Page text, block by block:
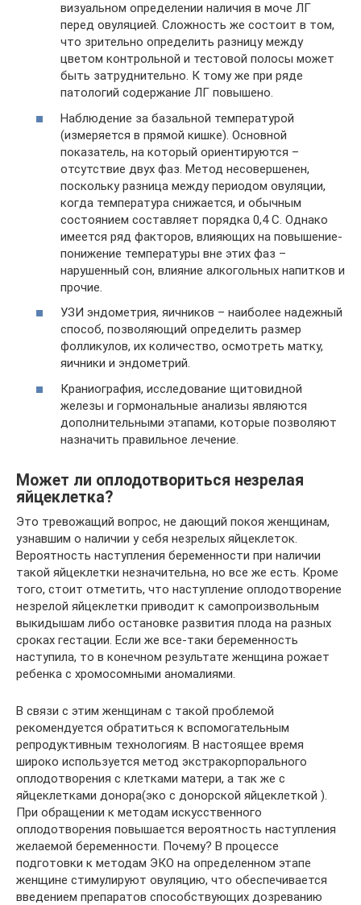
визуальном определении наличия в моче ЛГ
перед овуляцией. Сложность же состоит в том,
что зрительно определить разницу между
цветом контрольной и тестовой полосы может
быть затруднительно. К тому же при ряде
патологий содержание ЛГ повышено.
Наблюдение за базальной температурой
(измеряется в прямой кишке). Основной
показатель, на который ориентируются –
отсутствие двух фаз. Метод несовершенен,
поскольку разница между периодом овуляции,
когда температура снижается, и обычным
состоянием составляет порядка 0,4 С. Однако
имеется ряд факторов, влияющих на повышение-
понижение температуры вне этих фаз –
нарушенный сон, влияние алкогольных напитков и
прочие.
УЗИ эндометрия, яичников – наиболее надежный
способ, позволяющий определить размер
фолликулов, их количество, осмотреть матку,
яичники и эндометрий.
Краниография, исследование щитовидной
железы и гормональные анализы являются
дополнительными этапами, которые позволяют
назначить правильное лечение.
Может ли оплодотвориться незрелая
яйцеклетка?
Это тревожащий вопрос, не дающий покоя женщинам,
узнавшим о наличии у себя незрелых яйцеклеток.
Вероятность наступления беременности при наличии
такой яйцеклетки незначительна, но все же есть. Кроме
того, стоит отметить, что наступление оплодотворение
незрелой яйцеклетки приводит к самопроизвольным
выкидышам либо остановке развития плода на разных
сроках гестации. Если же все-таки беременность
наступила, то в конечном результате женщина рожает
ребенка с хромосомными аномалиями.
В связи с этим женщинам с такой проблемой
рекомендуется обратиться к вспомогательным
репродуктивным технологиям. В настоящее время
широко используется метод экстракорпорального
оплодотворения с клетками матери, а так же с
яйцеклетками донора(эко с донорской яйцеклеткой ).
При обращении к методам искусственного
оплодотворения повышается вероятность наступления
желаемой беременности. Почему? В процессе
подготовки к методам ЭКО на определенном этапе
женщине стимулируют овуляцию, что обеспечивается
введением препаратов способствующих дозреванию